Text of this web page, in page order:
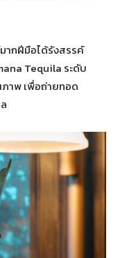
ากฝีมือได้รังสรรค์
Tequila ระดับ
าพ เพื่อถ่ายทอด